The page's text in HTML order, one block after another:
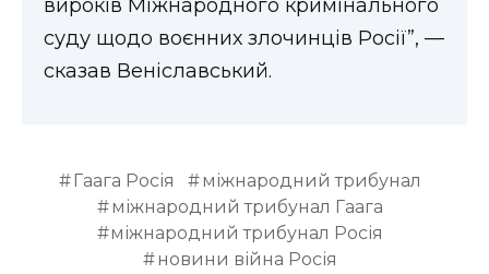
вироків Міжнародного кримінального
суду щодо воєнних злочинців Росії”, —
сказав Веніславський.
Гаага Росія
міжнародний трибунал
міжнародний трибунал Гаага
міжнародний трибунал Росія
новини війна Росія